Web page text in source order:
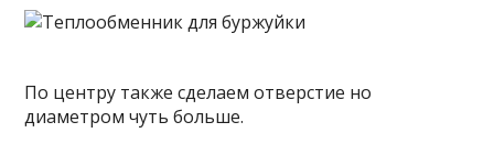
По центру также сделаем отверстие но
диаметром чуть больше.